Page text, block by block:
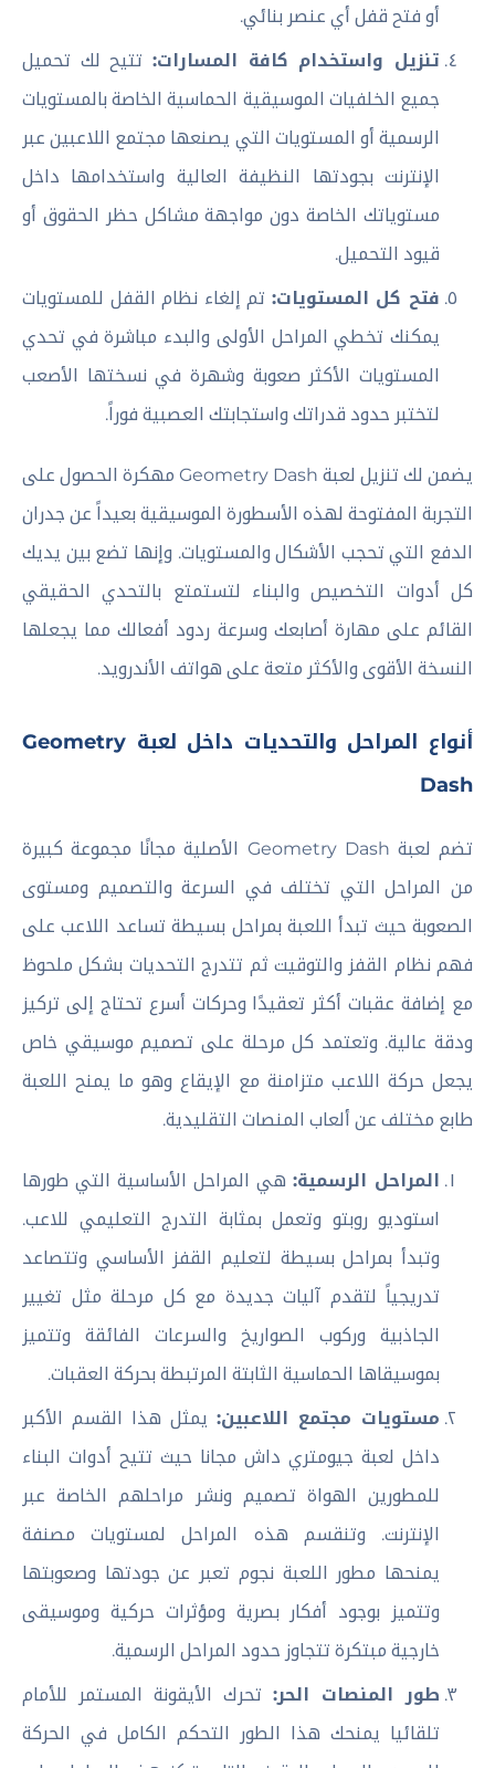
أو فتح قفل أي عنصر بنائي.
تنزيل واستخدام كافة المسارات: تتيح لك تحميل
جميع الخلفيات الموسيقية الحماسية الخاصة بالمستويات
الرسمية أو المستويات التي يصنعها مجتمع اللاعبين عبر
الإنترنت بجودتها النظيفة العالية واستخدامها داخل
مستوياتك الخاصة دون مواجهة مشاكل حظر الحقوق أو
قيود التحميل.
فتح كل المستويات: تم إلغاء نظام القفل للمستويات
يمكنك تخطي المراحل الأولى والبدء مباشرة في تحدي
المستويات الأكثر صعوبة وشهرة في نسختها الأصعب
لتختبر حدود قدراتك واستجابتك العصبية فوراً.
يضمن لك تنزيل لعبة Geometry Dash مهكرة الحصول على
التجربة المفتوحة لهذه الأسطورة الموسيقية بعيداً عن جدران
الدفع التي تحجب الأشكال والمستويات. وإنها تضع بين يديك
كل أدوات التخصيص والبناء لتستمتع بالتحدي الحقيقي
القائم على مهارة أصابعك وسرعة ردود أفعالك مما يجعلها
النسخة الأقوى والأكثر متعة على هواتف الأندرويد.
أنواع المراحل والتحديات داخل لعبة Geometry
Dash
تضم لعبة Geometry Dash الأصلية مجانًا مجموعة كبيرة
من المراحل التي تختلف في السرعة والتصميم ومستوى
الصعوبة حيث تبدأ اللعبة بمراحل بسيطة تساعد اللاعب على
فهم نظام القفز والتوقيت ثم تتدرج التحديات بشكل ملحوظ
مع إضافة عقبات أكثر تعقيدًا وحركات أسرع تحتاج إلى تركيز
ودقة عالية. وتعتمد كل مرحلة على تصميم موسيقي خاص
يجعل حركة اللاعب متزامنة مع الإيقاع وهو ما يمنح اللعبة
طابع مختلف عن ألعاب المنصات التقليدية.
المراحل الرسمية: هي المراحل الأساسية التي طورها
استوديو روبتو وتعمل بمثابة التدرج التعليمي للاعب.
وتبدأ بمراحل بسيطة لتعليم القفز الأساسي وتتصاعد
تدريجياً لتقدم آليات جديدة مع كل مرحلة مثل تغيير
الجاذبية وركوب الصواريخ والسرعات الفائقة وتتميز
بموسيقاها الحماسية الثابتة المرتبطة بحركة العقبات.
مستويات مجتمع اللاعبين: يمثل هذا القسم الأكبر
داخل لعبة جيومتري داش مجانا حيث تتيح أدوات البناء
للمطورين الهواة تصميم ونشر مراحلهم الخاصة عبر
الإنترنت. وتنقسم هذه المراحل لمستويات مصنفة
يمنحها مطور اللعبة نجوم تعبر عن جودتها وصعوبتها
وتتميز بوجود أفكار بصرية ومؤثرات حركية وموسيقى
خارجية مبتكرة تتجاوز حدود المراحل الرسمية.
طور المنصات الحر: تحرك الأيقونة المستمر للأمام
تلقائيا يمنحك هذا الطور التحكم الكامل في الحركة